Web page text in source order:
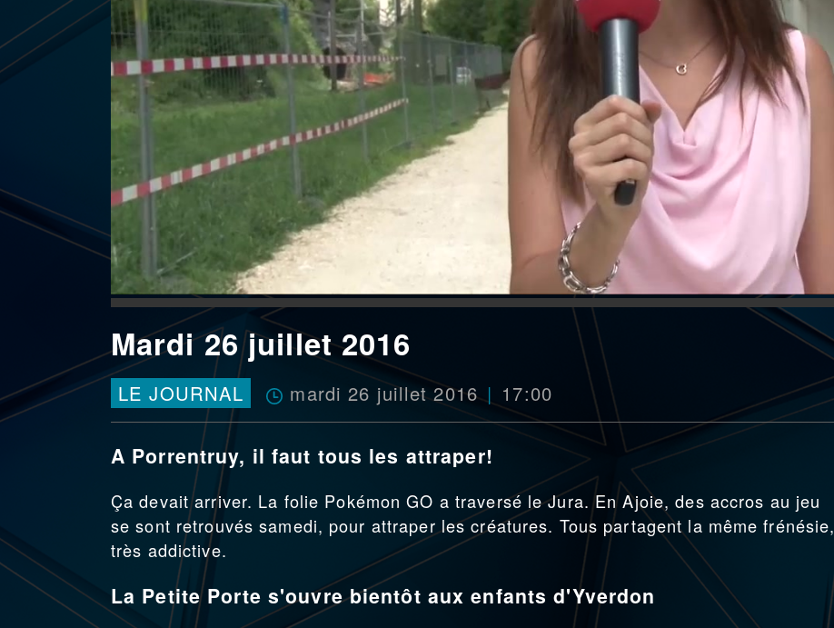
Mardi 26 juillet 2016
LE JOURNAL mardi 26 juillet 2016 17:00
A Porrentruy, il faut tous les attraper!
Ça devait arriver. La folie Pokémon GO a traversé le Jura. En Ajoie, des accros au jeu
se sont retrouvés samedi, pour attraper les créatures. Tous partagent la même frénésie,
très addictive.
La Petite Porte s'ouvre bientôt aux enfants d'Yverdon